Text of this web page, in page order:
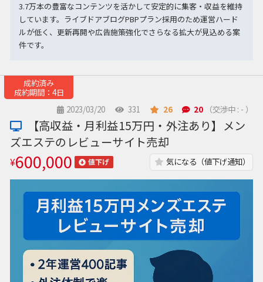
3.7万本の豊富なコンテンツを活かして安定的に集客・収益を維持
しています。ライブドアブログPBPプラン採用のため運営ハード
ルが低く、更新再開や広告施策強化でさらなる拡大が見込める案
件です。
成約済み
成約期間：4日
2023/03/20
331 26 20 （交渉中 : - ）
【高収益・月利益15万円・外注あり】メン
ズエステのレビューサイト売却
¥600,000 値下げ 気になる（値下げ通知）